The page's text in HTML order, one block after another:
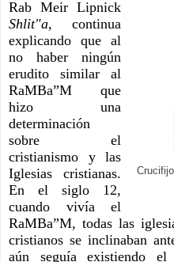
Shlit"a, continua
explicando que al
no haber ningún
erudito similar al
RaMBa”M que
hizo una
determinación
sobre el
cristianismo y las
Iglesias cristianas.
En el siglo 12,
cuando vivía el
RaMBa”M, todas las
cristianos se inclinaban
aún seguía existiendo